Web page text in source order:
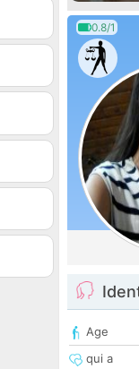
0.8/1
Age
qui a